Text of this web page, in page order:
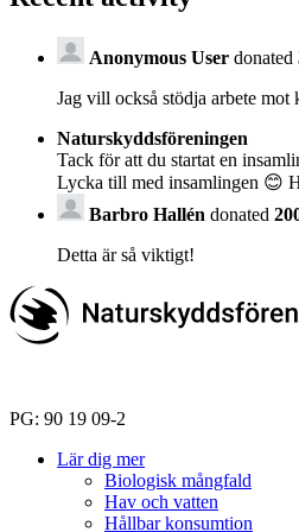
Anonymous User donated
Jag vill också stödja arbete
Naturskyddsföreningen
Tack för att du startat en
Lycka till med insamlingen 😊
Barbro Hallén donated
Detta är så viktigt!
PG: 90 19 09-2
Lär dig mer
Biologisk mångfald
Hav och vatten
Hållbar konsumtion